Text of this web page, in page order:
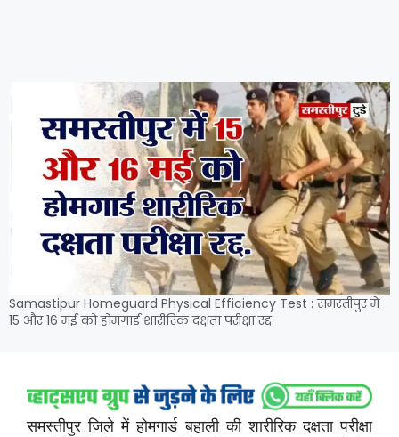
Samastipur Homeguard Physical Efficiency Test : समस्तीपुर में
15 और 16 मई को होमगार्ड शारीरिक दक्षता परीक्षा रद्द.
समस्तीपुरजिलेमेंहोमगार्डबहालीकीशारीरिकदक्षतापरीक्षा